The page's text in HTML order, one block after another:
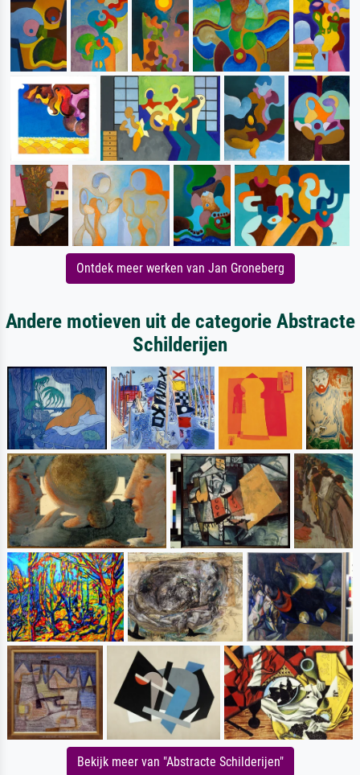
Ontdek meer werken van Jan Groneberg
Andere motieven uit de categorie Abstracte
Schilderijen
Bekijk meer van "Abstracte Schilderijen"